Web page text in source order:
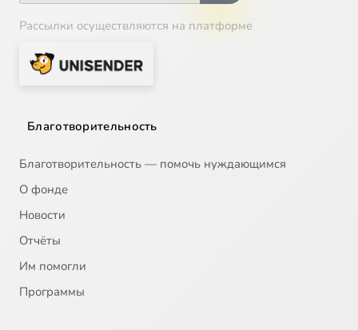
Рассылки осуществляются на платформе
Благотворительность
Благотворительность — помочь нуждающимся
О фонде
Новости
Отчёты
Им помогли
Программы